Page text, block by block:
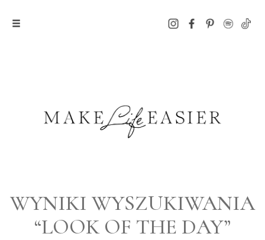
WYNIKI WYSZUKIWANIA
“LOOK OF THE DAY”